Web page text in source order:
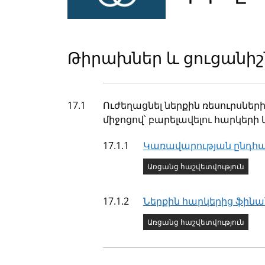
Թիրախներ և
Թիրախ
17.1
Ուժեղացնել ներքին
միջոցով՝ բարելավելու
Ցուցանիշ
17.1.1
Կառավարության
Ցուցանիշի կարգավիճակ
Առցանց հաշվետվություն
Ցուցանիշ
17.1.2
Ներքին հարկերից
Ցուցանիշի կարգավիճակ
Առցանց հաշվետվություն